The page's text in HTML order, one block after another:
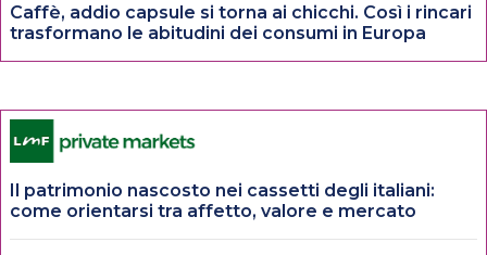
Caffè, addio capsule si torna ai chicchi. Così i rincari
trasformano le abitudini dei consumi in Europa
Il patrimonio nascosto nei cassetti degli italiani:
come orientarsi tra affetto, valore e mercato